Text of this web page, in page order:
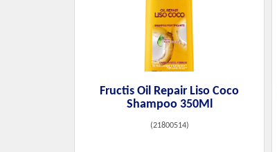
Fructis Oil Repair Liso Coco
Shampoo 350Ml
(21800514)